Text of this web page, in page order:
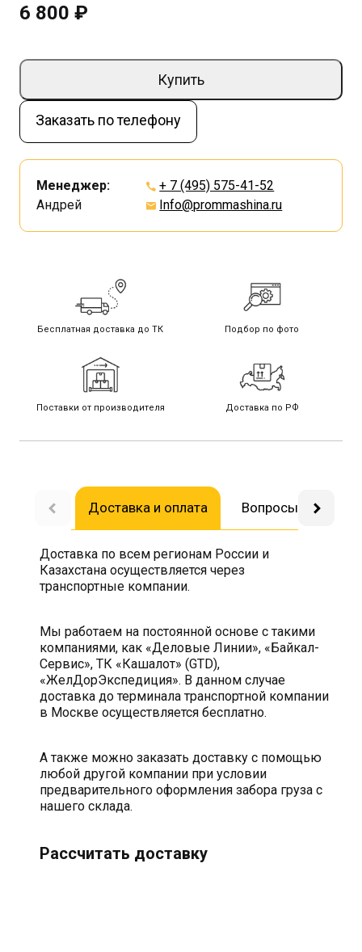
6 800 ₽
Купить
Заказать по телефону
Менеджер:
Андрей
+ 7 (495) 575-41-52
Info@prommashina.ru
Бесплатная доставка до ТК Подбор по фото
Поставки от производителя Доставка по РФ
Доставка и оплата Вопросы-ответы
Доставка по всем регионам России и
Казахстана осуществляется через
транспортные компании.
Мы работаем на постоянной основе с такими
компаниями, как «Деловые Линии», «Байкал-
Сервис», ТК «Кашалот» (GTD),
«ЖелДорЭкспедиция». В данном случае
доставка до терминала транспортной компании
в Москве осуществляется бесплатно.
А также можно заказать доставку с помощью
любой другой компании при условии
предварительного оформления забора груза с
нашего склада.
Рассчитать доставку